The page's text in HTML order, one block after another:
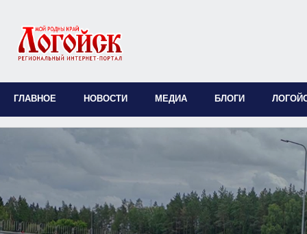
ГЛАВНОЕ НОВОСТИ МЕДИА БЛОГИ